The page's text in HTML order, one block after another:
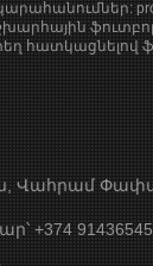
հատկացնելով
Վահրամ
+374 91436545